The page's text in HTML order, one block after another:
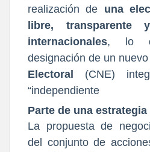
realización de una
libre, transparente
internacionales, lo
designación de un nuevo
Electoral
(CNE)
“independiente
Parte de una
La propuesta de
del conjunto de